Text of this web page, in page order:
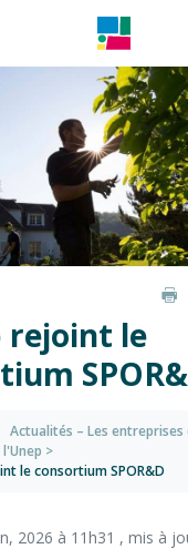
rejoint le
Actualités – Les entreprises
>
le consortium SPOR&D
2026 à 11h31 , mis à